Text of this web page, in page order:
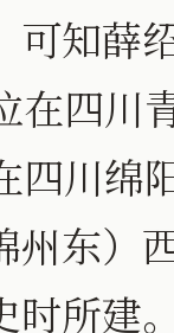
可知
四川
四川绵
州东
所建。